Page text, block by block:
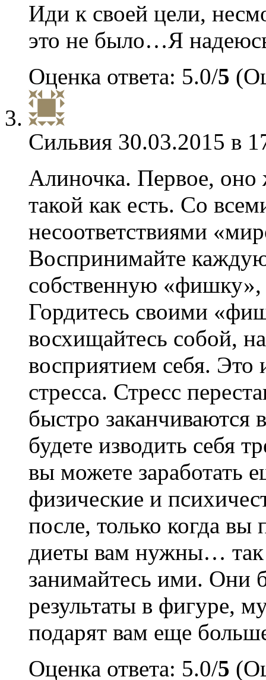
Иди к своей цели,
это не было…Я
Оценка ответа: 5.0/5
Сильвия 30.03.2015 в
Алиночка. Первое,
такой как есть. Со
несоответствиями
Воспринимайте
собственную «фишку»,
Гордитесь своими
восхищайтесь собой,
восприятием себя. Это
стресса. Стресс
быстро заканчиваются
будете изводить себя
вы можете заработать
физические и
после, только когда вы
диеты вам нужны… так
занимайтесь ими. Они
результаты в фигуре,
подарят вам еще
Оценка ответа: 5.0/5